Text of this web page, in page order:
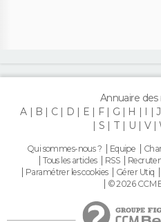
Annuaire
A
B C D E F G H I J
S
T U V
Qui sommes-nous ? Equipe
Tous les articles
RSS
Paramétrer les cookies
Gérer Utiq
© 2026 CCM